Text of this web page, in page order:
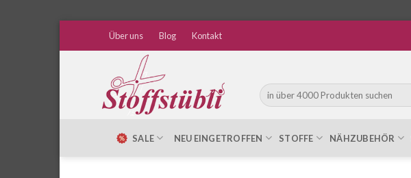
Über uns Blog Kontakt
Suche
nach:
SALE NEU EINGETROFFEN STOFFE NÄHZUBEHÖR